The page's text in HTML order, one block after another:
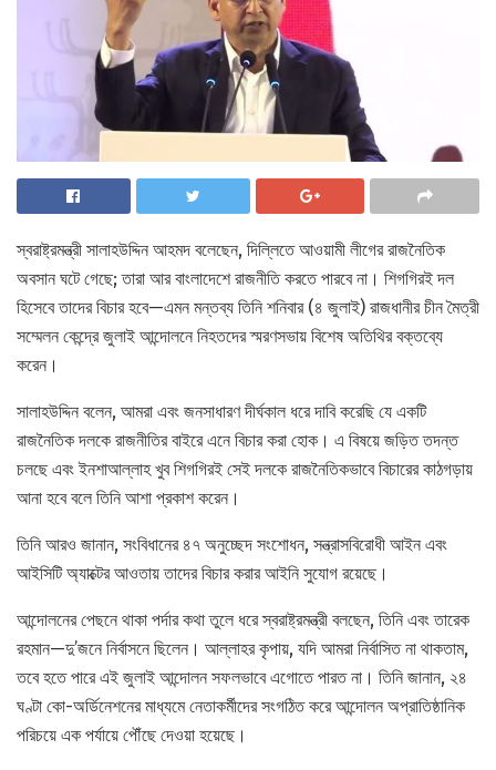
স্বরাষ্ট্রমন্ত্রী সালাহউদ্দিন আহমদ বলেছেন, দিল্লিতে আওয়ামী লীগের রাজনৈতিক
অবসান ঘটে গেছে; তারা আর বাংলাদেশে রাজনীতি করতে পারবে না। শিগগিরই দল
হিসেবে তাদের বিচার হবে—এমন মন্তব্য তিনি শনিবার (৪ জুলাই) রাজধানীর চীন মৈত্রী
সম্মেলন কেন্দ্রে জুলাই আন্দোলনে নিহতদের স্মরণসভায় বিশেষ অতিথির বক্তব্যে
করেন।
সালাহউদ্দিন বলেন, আমরা এবং জনসাধারণ দীর্ঘকাল ধরে দাবি করেছি যে একটি
রাজনৈতিক দলকে রাজনীতির বাইরে এনে বিচার করা হোক। এ বিষয়ে জড়িত তদন্ত
চলছে এবং ইনশাআল্লাহ খুব শিগগিরই সেই দলকে রাজনৈতিকভাবে বিচারের কাঠগড়ায়
আনা হবে বলে তিনি আশা প্রকাশ করেন।
তিনি আরও জানান, সংবিধানের ৪৭ অনুচ্ছেদ সংশোধন, সন্ত্রাসবিরোধী আইন এবং
আইসিটি অ্যাক্টের আওতায় তাদের বিচার করার আইনি সুযোগ রয়েছে।
আন্দোলনের পেছনে থাকা পর্দার কথা তুলে ধরে স্বরাষ্ট্রমন্ত্রী বলছেন, তিনি এবং তারেক
রহমান—দু’জনে নির্বাসনে ছিলেন। আল্লাহর কৃপায়, যদি আমরা নির্বাসিত না থাকতাম,
তবে হতে পারে এই জুলাই আন্দোলন সফলভাবে এগোতে পারত না। তিনি জানান, ২৪
ঘণ্টা কো-অর্ডিনেশনের মাধ্যমে নেতাকর্মীদের সংগঠিত করে আন্দোলন অপ্রাতিষ্ঠানিক
পরিচয়ে এক পর্যায়ে পৌঁছে দেওয়া হয়েছে।